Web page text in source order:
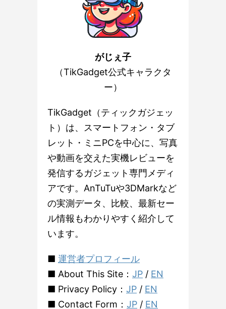
がじぇ子
（TikGadget公式キャラクタ
ー）
TikGadget（ティックガジェッ
ト）は、スマートフォン・タブ
レット・ミニPCを中心に、写真
や動画を交えた実機レビューを
発信するガジェット専門メディ
アです。AnTuTuや3DMarkなど
の実測データ、比較、最新セー
ル情報もわかりやすく紹介して
います。
■ 運営者プロフィール
■ About This Site： JP / EN
■ Privacy Policy： JP / EN
■ Contact Form： JP / EN